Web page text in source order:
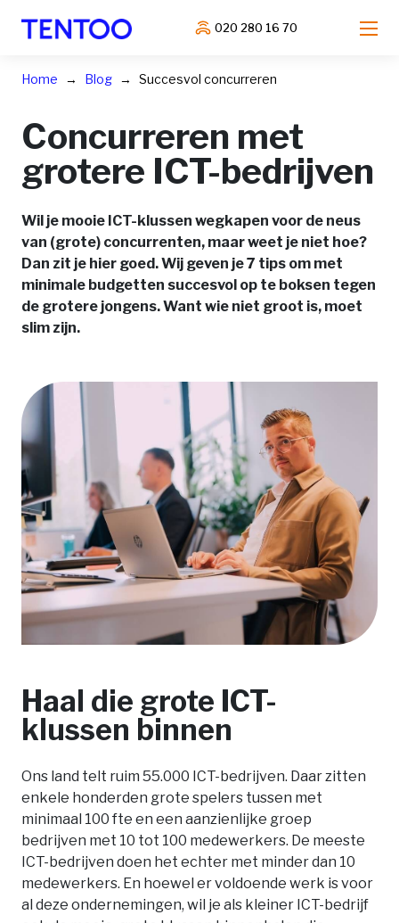
020 280 16 70
Home Blog Succesvol concurreren
Concurreren met
grotere ICT-bedrijven
Wil je mooie ICT-klussen wegkapen voor de neus
van (grote) concurrenten, maar weet je niet hoe?
Dan zit je hier goed. Wij geven je 7 tips om met
minimale budgetten succesvol op te boksen tegen
de grotere jongens. Want wie niet groot is, moet
slim zijn.
Haal die grote ICT-
klussen binnen
Ons land telt ruim 55.000 ICT-bedrijven. Daar zitten
enkele honderden grote spelers tussen met
minimaal 100 fte en een aanzienlijke groep
bedrijven met 10 tot 100 medewerkers. De meeste
ICT-bedrijven doen het echter met minder dan 10
medewerkers. En hoewel er voldoende werk is voor
al deze ondernemingen, wil je als kleiner ICT-bedrijf